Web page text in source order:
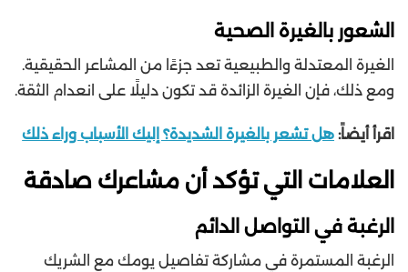
الشعور بالغيرة الصحية
الغيرة المعتدلة والطبيعية تعد جزءًا من المشاعر الحقيقية.
ومع ذلك، فإن الغيرة الزائدة قد تكون دليلًا على انعدام الثقة.
اقرأ أيضاً: هل تشعر بالغيرة الشديدة؟ إليك الأسباب وراء ذلك
العلامات التي تؤكد أن مشاعرك صادقة
الرغبة في التواصل الدائم
الرغبة المستمرة في مشاركة تفاصيل يومك مع الشريك